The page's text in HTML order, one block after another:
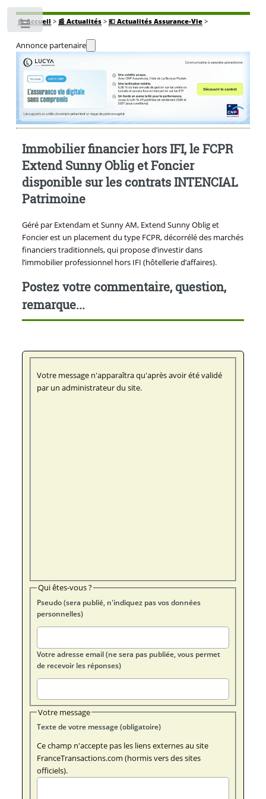
🏠Accueil > 📰 Actualités> 💶 Actualités Assurance-Vie>
Annonce partenaire
Immobilier financier hors IFI, le FCPR
Extend Sunny Oblig et Foncier
disponible sur les contrats INTENCIAL
Patrimoine
Géré par Extendam et Sunny AM, Extend Sunny Oblig et
Foncier est un placement du type FCPR, décorrélé des marchés
financiers traditionnels, qui propose d’investir dans
l’immobilier professionnel hors IFI (hôtellerie d’affaires).
Postez votre commentaire, question,
remarque...
Votre message n'apparaîtra qu'après avoir été validé
par un administrateur du site.
Qui êtes-vous ?
Pseudo (sera publié, n'indiquez pas vos données
personnelles)
Votre adresse email (ne sera pas publiée, vous permet
de recevoir les réponses)
Votre message
Texte de votre message (obligatoire)
Ce champ n'accepte pas les liens externes au site
FranceTransactions.com (hormis vers des sites
officiels).
Toggle